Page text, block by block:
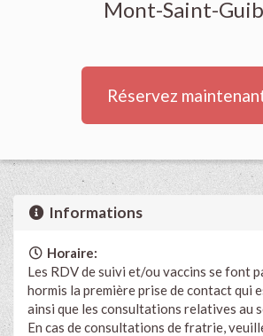
Mont-Saint-
Réservez
Informations
Horaire:
Les RDV de suivi et/ou vaccins se font
hormis la première prise de contact qui
ainsi que les consultations relatives au
En cas de consultations de fratrie,